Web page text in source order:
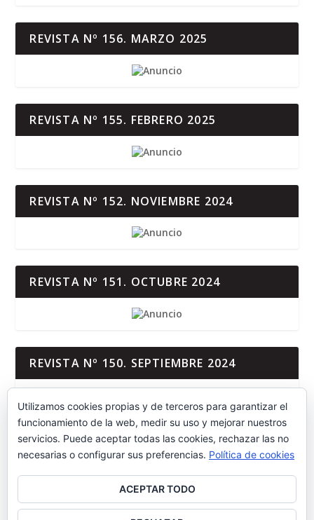
REVISTA Nº 156. MARZO 2025
REVISTA Nº 155. FEBRERO 2025
REVISTA Nº 152. NOVIEMBRE 2024
REVISTA Nº 151. OCTUBRE 2024
REVISTA Nº 150. SEPTIEMBRE 2024
REVISTA Nº 149. JUNIO-AGOSTO 2024
Utilizamos cookies propias y de terceros para garantizar el
funcionamiento de la web, medir su uso y mejorar nuestros
servicios. Puede aceptar todas las cookies, rechazar las no
necesarias o configurar sus preferencias. Política de cookies
ACEPTAR TODO